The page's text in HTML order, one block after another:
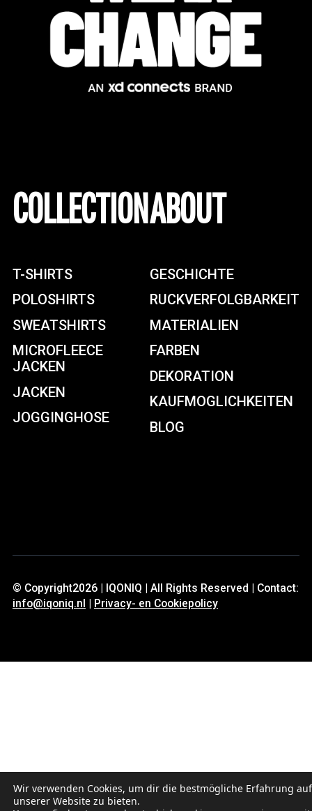
COLLECTION
T-SHIRTS
POLOSHIRTS
SWEATSHIRTS
MICROFLEECE
JACKEN
JACKEN
JOGGINGHOSE
ABOUT
GESCHICHTE
RUCKVERFOLGBARKEIT
MATERIALIEN
FARBEN
DEKORATION
KAUFMOGLICHKEITEN
BLOG
© Copyright2026 | IQONIQ | All Rights Reserved | Contact:
info@iqoniq.nl | Privacy- en Cookiepolicy
Wir verwenden Cookies, um dir die bestmögliche Erfahrung auf
unserer Website zu bieten.